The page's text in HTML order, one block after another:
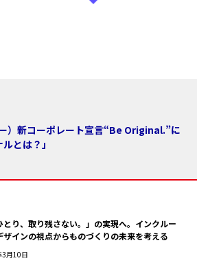
）新コーポレート宣言“Be Original.”に
とは？」
とり、取り残さない。」の実現へ。インクルー
ザインの視点からものづくりの未来を考える
月10日